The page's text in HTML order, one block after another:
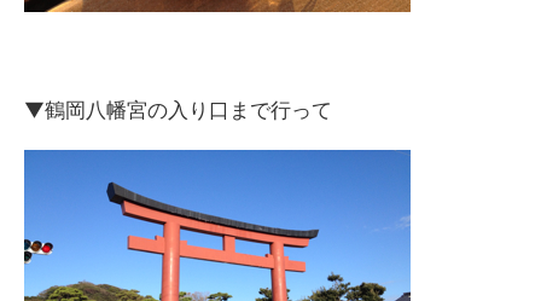
▼鶴岡八幡宮の入り口まで行って